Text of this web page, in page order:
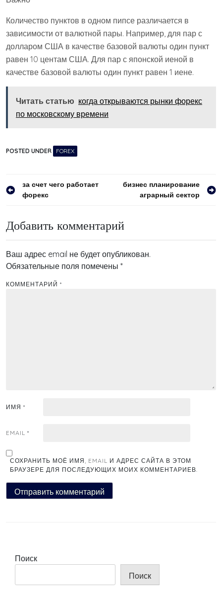
Количество пунктов в одном пипсе различается в
зависимости от валютной пары. Например, для пар с
долларом США в качестве базовой валюты один пункт
равен 10 центам США. Для пар с японской иеной в
качестве базовой валюты один пункт равен 1 иене.
Читать статью когда открываются рынки форекс
по московскому времени
POSTED UNDER FOREX
Навигация
за счет чего работает
форекс
бизнес планирование
аграрный сектор
Добавить комментарий
Ваш адрес email не будет опубликован.
Обязательные поля помечены *
КОММЕНТАРИЙ *
ИМЯ *
EMAIL *
СОХРАНИТЬ МОЁ ИМЯ, EMAIL И АДРЕС САЙТА В ЭТОМ
БРАУЗЕРЕ ДЛЯ ПОСЛЕДУЮЩИХ МОИХ КОММЕНТАРИЕВ.
Поиск
Поиск